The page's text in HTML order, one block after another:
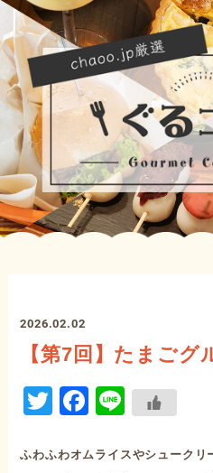
2026.02.02
【第7回】たまご
TwitterLine
ふわふわオムライスやシュークリ